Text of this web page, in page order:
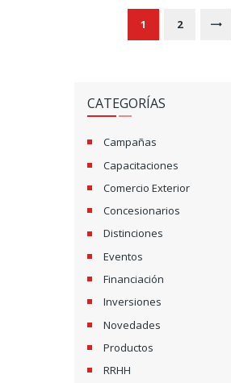
G
A
Ç
Ã
O
P
O
R
P
O
PAGE
1 PAGE
2
CATEGORÍAS
Campañas
Capacitaciones
Comercio Exterior
Concesionarios
Distinciones
Eventos
Financiación
Inversiones
Novedades
Productos
RRHH